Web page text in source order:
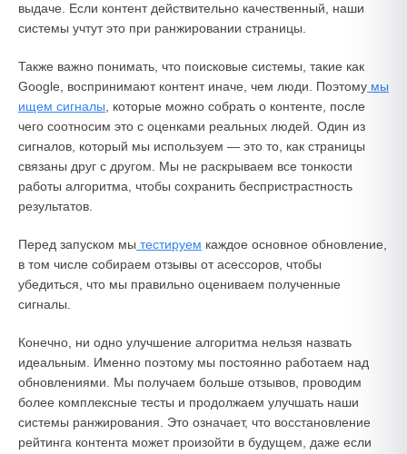
выдаче. Если контент действительно качественный, наши
системы учтут это при ранжировании страницы.
Также важно понимать, что поисковые системы, такие как
Google, воспринимают контент иначе, чем люди. Поэтому мы
ищем сигналы , которые можно собрать о контенте, после
чего соотносим это с оценками реальных людей. Один из
сигналов, который мы используем — это то, как страницы
связаны друг с другом. Мы не раскрываем все тонкости
работы алгоритма, чтобы сохранить беспристрастность
результатов.
Перед запуском мы тестируем каждое основное обновление,
в том числе собираем отзывы от асессоров, чтобы
убедиться, что мы правильно оцениваем полученные
сигналы.
Конечно, ни одно улучшение алгоритма нельзя назвать
идеальным. Именно поэтому мы постоянно работаем над
обновлениями. Мы получаем больше отзывов, проводим
более комплексные тесты и продолжаем улучшать наши
системы ранжирования. Это означает, что восстановление
рейтинга контента может произойти в будущем, даже если